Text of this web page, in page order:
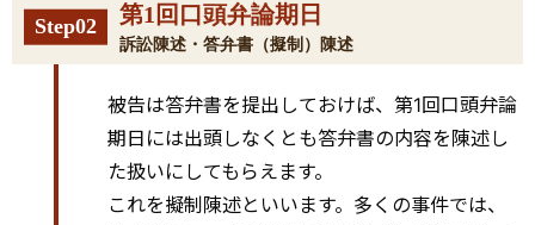
Step02 第1回口頭弁論期日
訴訟陳述・答弁書（擬制）陳述
被告は答弁書を提出しておけば、第1回口頭弁論
期日には出頭しなくとも答弁書の内容を陳述し
た扱いにしてもらえます。
これを擬制陳述といいます。多くの事件では、